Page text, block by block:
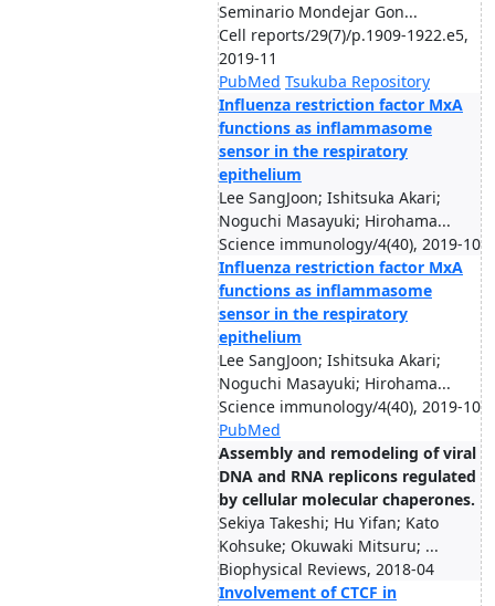
Seminario Mondejar Gon...
Cell reports/29(7)/p.1909-1922.e5,
2019-11
PubMed Tsukuba Repository
Influenza restriction factor MxA
functions as inflammasome
sensor in the respiratory
epithelium
Lee SangJoon; Ishitsuka Akari;
Noguchi Masayuki; Hirohama...
Science immunology/4(40), 2019-10
Influenza restriction factor MxA
functions as inflammasome
sensor in the respiratory
epithelium
Lee SangJoon; Ishitsuka Akari;
Noguchi Masayuki; Hirohama...
Science immunology/4(40), 2019-10
PubMed
Assembly and remodeling of viral
DNA and RNA replicons regulated
by cellular molecular chaperones.
Sekiya Takeshi; Hu Yifan; Kato
Kohsuke; Okuwaki Mitsuru; ...
Biophysical Reviews, 2018-04
Involvement of CTCF in